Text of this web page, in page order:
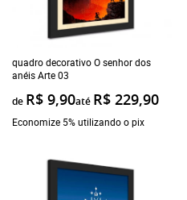
quadro decorativo O senhor dos
anéis Arte 03
de R$ 9,90até R$ 229,90
Economize 5% utilizando o pix